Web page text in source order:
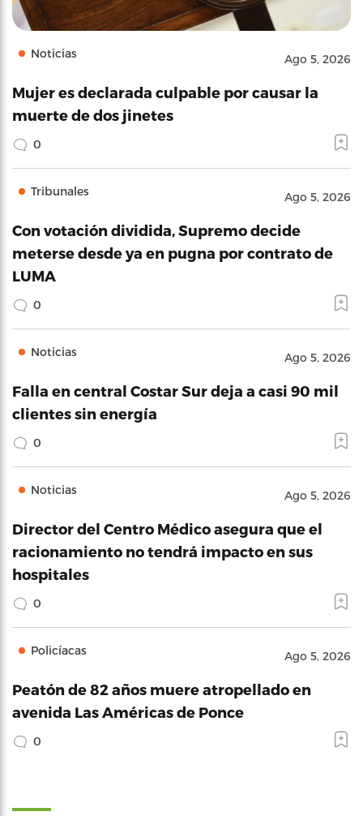
Noticias Ago 5, 2026
Mujer es declarada culpable por causar la
muerte de dos jinetes
0
Tribunales Ago 5, 2026
Con votación dividida, Supremo decide
meterse desde ya en pugna por contrato de
LUMA
0
Noticias Ago 5, 2026
Falla en central Costar Sur deja a casi 90 mil
clientes sin energía
0
Noticias Ago 5, 2026
Director del Centro Médico asegura que el
racionamiento no tendrá impacto en sus
hospitales
0
Policíacas Ago 5, 2026
Peatón de 82 años muere atropellado en
avenida Las Américas de Ponce
0